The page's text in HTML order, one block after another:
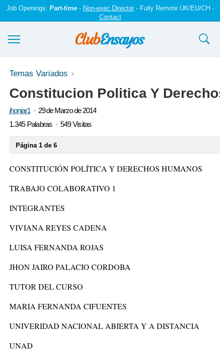
Job Openings: Part-time- Non-exec Director- Fully Remote UK/EU/CH -
Contact
Ensayos y trabajos
Registrarse
Iniciar sesión
Temas Variados
Constitucion Politica Y
jhonjar1
29 de Marzo de 2014
1.345 Palabras
549 Visitas
Página 1 de 6
CONSTITUCIÓN POLÍTICA Y DERECHOS HUMANOS
TRABAJO COLABORATIVO 1
INTEGRANTES
VIVIANA REYES CADENA
LUISA FERNANDA ROJAS
JHON JAIRO PALACIO CORDOBA
TUTOR DEL CURSO
MARIA FERNANDA CIFUENTES
UNIVERIDAD NACIONAL ABIERTA Y A DISTANCIA
UNAD